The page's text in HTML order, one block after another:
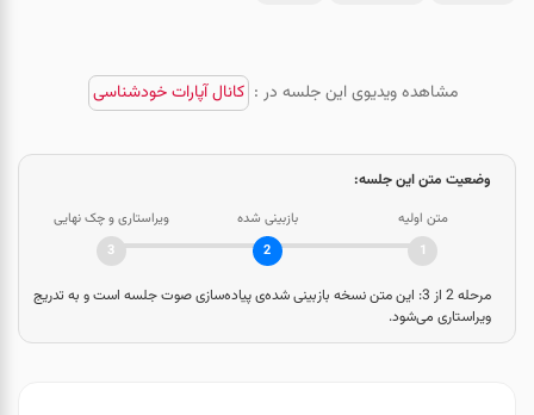
مشاهده ویدیوی این جلسه در : کانال آپارات خودشناسی
وضعیت متن این جلسه:
متن اولیه
1
بازبینی شده
2
ویراستاری و چک نهایی
3
مرحله 2 از 3:
این متن نسخه بازبینی شده‌ی پیاده‌سازی صوت جلسه است و به تدریج
ویراستاری می‌شود.